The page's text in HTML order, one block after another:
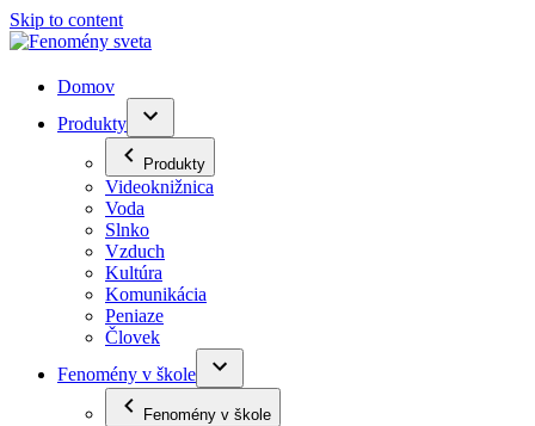
Skip to content
Domov
Produkty
Produkty
Videoknižnica
Voda
Slnko
Vzduch
Kultúra
Komunikácia
Peniaze
Človek
Fenomény v škole
Fenomény v škole